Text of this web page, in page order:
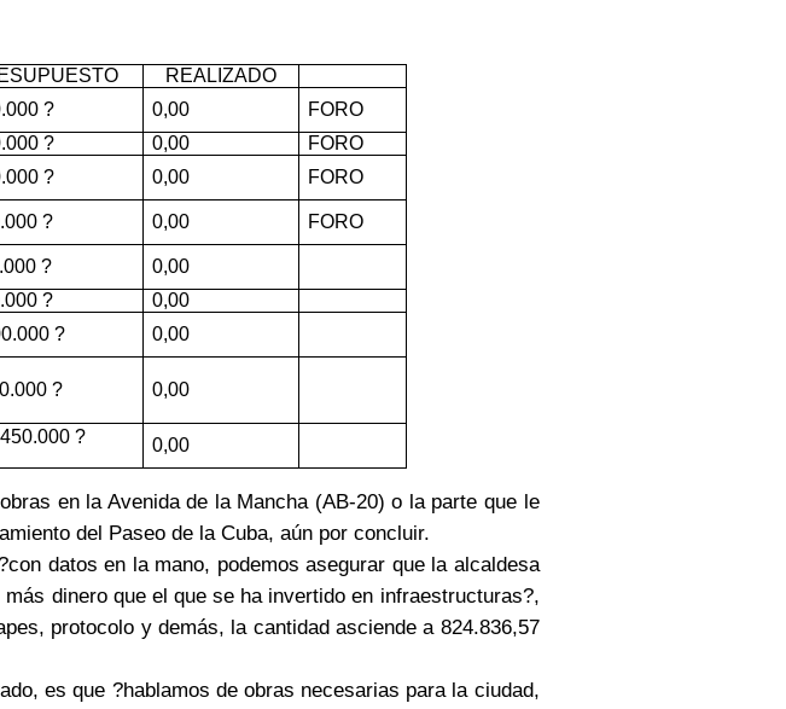
REALIZADO
? 0,00
FORO
? 0,00
FORO
? 0,00
FORO
? 0,00
FORO
?
0,00
?
0,00
?
0,00
? 0,00
450.000 ? 0,00
en la Avenida de la Mancha (AB-20) o la parte que le
del Paseo de la Cuba, aún por concluir.
datos en la mano, podemos asegurar que la alcaldesa
dinero que el que se ha invertido en infraestructuras?,
protocolo y demás, la cantidad asciende a 824.836,57
es que ?hablamos de obras necesarias para la ciudad,